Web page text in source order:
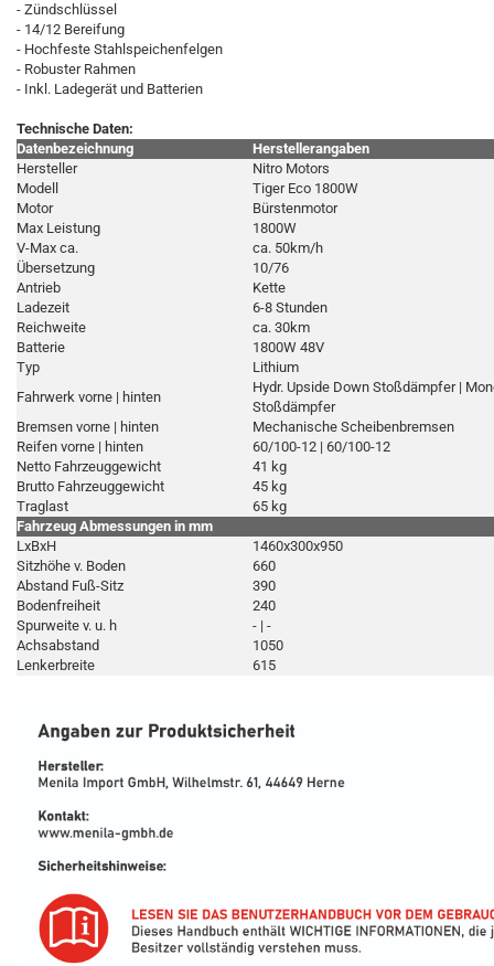
- Zündschlüssel
- 14/12 Bereifung
- Hochfeste Stahlspeichenfelgen
- Robuster Rahmen
- Inkl. Ladegerät und Batterien
Technische Daten:
Datenbezeichnung
Herstellerangaben
Hersteller
Nitro Motors
Modell
Tiger Eco 1800W
Motor
Bürstenmotor
Max Leistung
1800W
V-Max ca.
ca. 50km/h
Übersetzung
10/76
Antrieb
Kette
Ladezeit
6-8 Stunden
Reichweite
ca. 30km
Batterie
1800W 48V
Typ
Lithium
Fahrwerk vorne | hinten
Hydr. Upside Down Stoßdämpfer |
Stoßdämpfer
Bremsen vorne | hinten
Mechanische Scheibenbremsen
Reifen vorne | hinten
60/100-12 | 60/100-12
Netto Fahrzeuggewicht
41 kg
Brutto Fahrzeuggewicht
45 kg
Traglast
65 kg
Fahrzeug Abmessungen in mm
LxBxH
1460x300x950
Sitzhöhe v. Boden
660
Abstand Fuß-Sitz
390
Bodenfreiheit
240
Spurweite v. u. h
- | -
Achsabstand
1050
Lenkerbreite
615